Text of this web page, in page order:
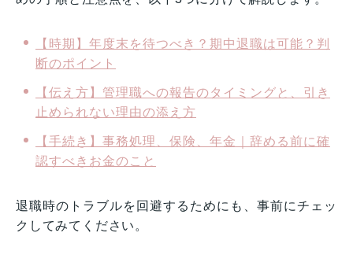
【時期】年度末を待つべき？期中退職は可能？判
断のポイント
【伝え方】管理職への報告のタイミングと、引き
止められない理由の添え方
【手続き】事務処理、保険、年金｜辞める前に確
認すべきお金のこと
退職時のトラブルを回避するためにも、事前にチェッ
クしてみてください。